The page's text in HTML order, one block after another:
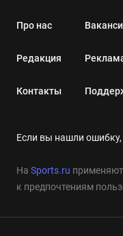
Про нас
Редакция
Контакты
Если вы нашли
На Sports.ru
к предпочтениям